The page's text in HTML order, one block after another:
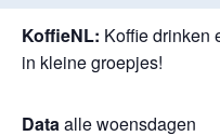
KoffieNL: Koffie drinken
in kleine groepjes!
Dataalle woensdagen